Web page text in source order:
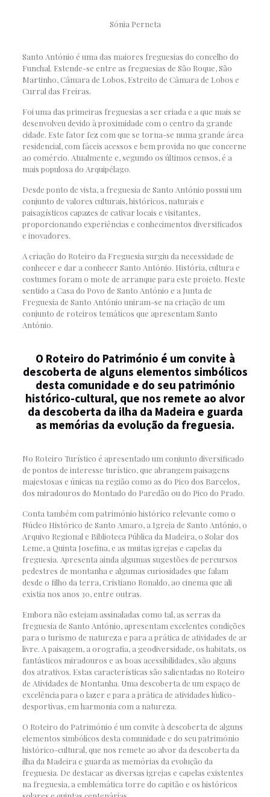
Sónia Perneta
Santo António é uma das maiores freguesias do concelho do
Funchal. Estende-se entre as freguesias de São Roque, São
Martinho, Câmara de Lobos, Estreito de Câmara de Lobos e
Curral das Freiras.
Foi uma das primeiras freguesias a ser criada e a que mais se
desenvolveu devido à proximidade com o centro da grande
cidade. Este fator fez com que se torna-se numa grande área
residencial, com fáceis acessos e bem provida no que concerne
ao comércio. Atualmente e, segundo os últimos censos, é a
mais populosa do Arquipélago.
Desde ponto de vista, a freguesia de Santo António possui um
conjunto de valores culturais, históricos, naturais e
paisagísticos capazes de cativar locais e visitantes,
proporcionando experiências e conhecimentos diversificados
e inovadores.
A criação do Roteiro da Freguesia surgiu da necessidade de
conhecer e dar a conhecer Santo António. História, cultura e
costumes foram o mote de arranque para este projeto. Neste
sentido a Casa do Povo de Santo António e a Junta de
Freguesia de Santo António uniram-se na criação de um
conjunto de roteiros temáticos que apresentam Santo
António.
O Roteiro do Património é um convite à
descoberta de alguns elementos simbólicos
desta comunidade e do seu património
histórico-cultural, que nos remete ao alvor
da descoberta da ilha da Madeira e guarda
as memórias da evolução da freguesia.
No Roteiro Turístico é apresentado um conjunto diversificado
de pontos de interesse turístico, que abrangem paisagens
majestosas e únicas na região como as do Pico dos Barcelos,
dos miradouros do Montado do Paredão ou do Pico do Prado.
Conta também com património histórico relevante como o
Núcleo Histórico de Santo Amaro, a Igreja de Santo António, o
Arquivo Regional e Biblioteca Pública da Madeira, o Solar dos
Leme, a Quinta Josefina, e as muitas igrejas e capelas da
freguesia. Apresenta ainda algumas sugestões de percursos
pedestres de montanha e algumas curiosidades que falam
desde o filho da terra, Cristiano Ronaldo, ao cinema que ali
existia nos anos 30, entre outras.
Embora não estejam assinaladas como tal, as serras da
freguesia de Santo António, apresentam excelentes condições
para o turismo de natureza e para a prática de atividades de ar
livre. A paisagem, a orografia, a geodiversidade, os habitats, os
fantásticos miradouros e as boas acessibilidades, são alguns
dos atrativos. Estas características são salientadas no Roteiro
de Atividades de Montanha. Uma descoberta de um espaço de
excelência para o lazer e para a prática de atividades lúdico-
desportivas, em harmonia com a natureza.
O Roteiro do Património é um convite à descoberta de alguns
elementos simbólicos desta comunidade e do seu património
histórico-cultural, que nos remete ao alvor da descoberta da
ilha da Madeira e guarda as memórias da evolução da
freguesia. De destacar as diversas igrejas e capelas existentes
na freguesia, a emblemática torre do capitão e os históricos